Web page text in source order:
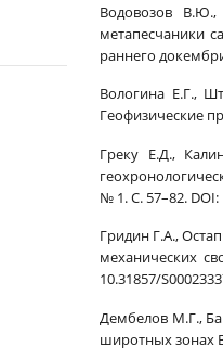
Водовозов
метапесчаники
раннего
Вологина Е.Г.,
Геофизические
Греку Е.Д.,
№ 1. С. 57–82. DOI:
Гридин Г.А.,
механических
10.31857/
Дембелов М.Г.,
широтных зонах